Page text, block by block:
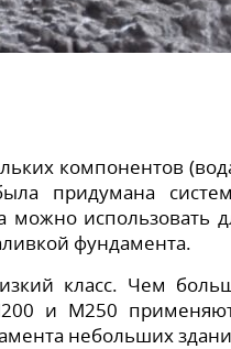
компонентов
придумана
можно использовать
фундамента.
класс. Чем
и М250
небольших